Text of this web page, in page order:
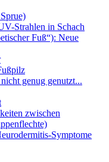
Strahlen in Schach
Fuß“): Neue
genug genutzt...
zwischen
Symptome